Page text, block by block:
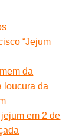
“Jejum
da
loucura da
em 2 de